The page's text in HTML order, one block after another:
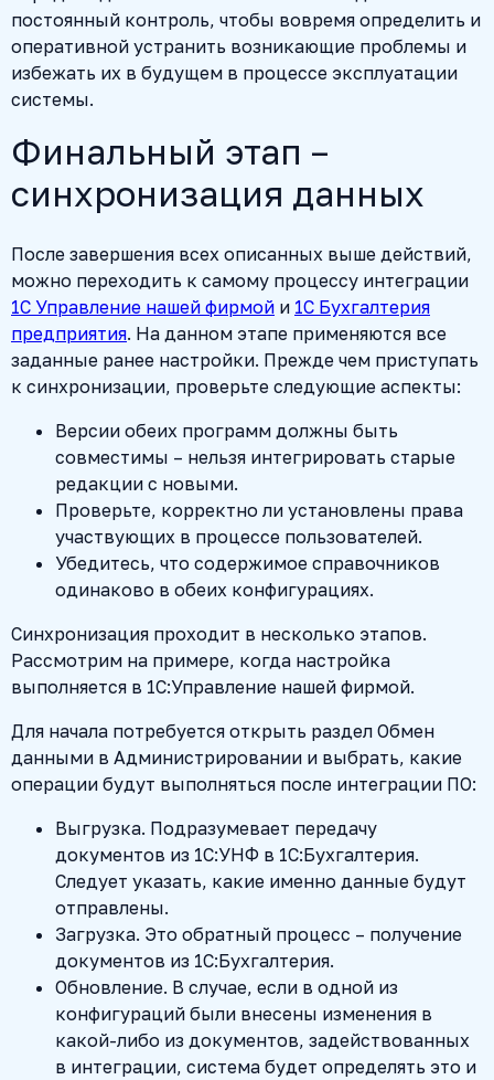
постоянный контроль, чтобы вовремя определить и
оперативной устранить возникающие проблемы и
избежать их в будущем в процессе эксплуатации
системы.
Финальный этап –
синхронизация данных
После завершения всех описанных выше действий,
можно переходить к самому процессу интеграции
1С Управление нашей фирмой и 1С Бухгалтерия
предприятия. На данном этапе применяются все
заданные ранее настройки. Прежде чем приступать
к синхронизации, проверьте следующие аспекты:
Версии обеих программ должны быть
совместимы – нельзя интегрировать старые
редакции с новыми.
Проверьте, корректно ли установлены права
участвующих в процессе пользователей.
Убедитесь, что содержимое справочников
одинаково в обеих конфигурациях.
Синхронизация проходит в несколько этапов.
Рассмотрим на примере, когда настройка
выполняется в 1С:Управление нашей фирмой.
Для начала потребуется открыть раздел Обмен
данными в Администрировании и выбрать, какие
операции будут выполняться после интеграции ПО:
Выгрузка. Подразумевает передачу
документов из 1С:УНФ в 1С:Бухгалтерия.
Следует указать, какие именно данные будут
отправлены.
Загрузка. Это обратный процесс – получение
документов из 1С:Бухгалтерия.
Обновление. В случае, если в одной из
конфигураций были внесены изменения в
какой-либо из документов, задействованных
в интеграции, система будет определять это и